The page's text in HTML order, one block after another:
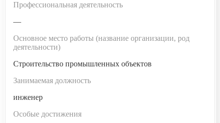
Профессиональная деятельность
—
Основное место работы (название организации, род
деятельности)
Строительство промышленных объектов
Занимаемая должность
инженер
Особые достижения